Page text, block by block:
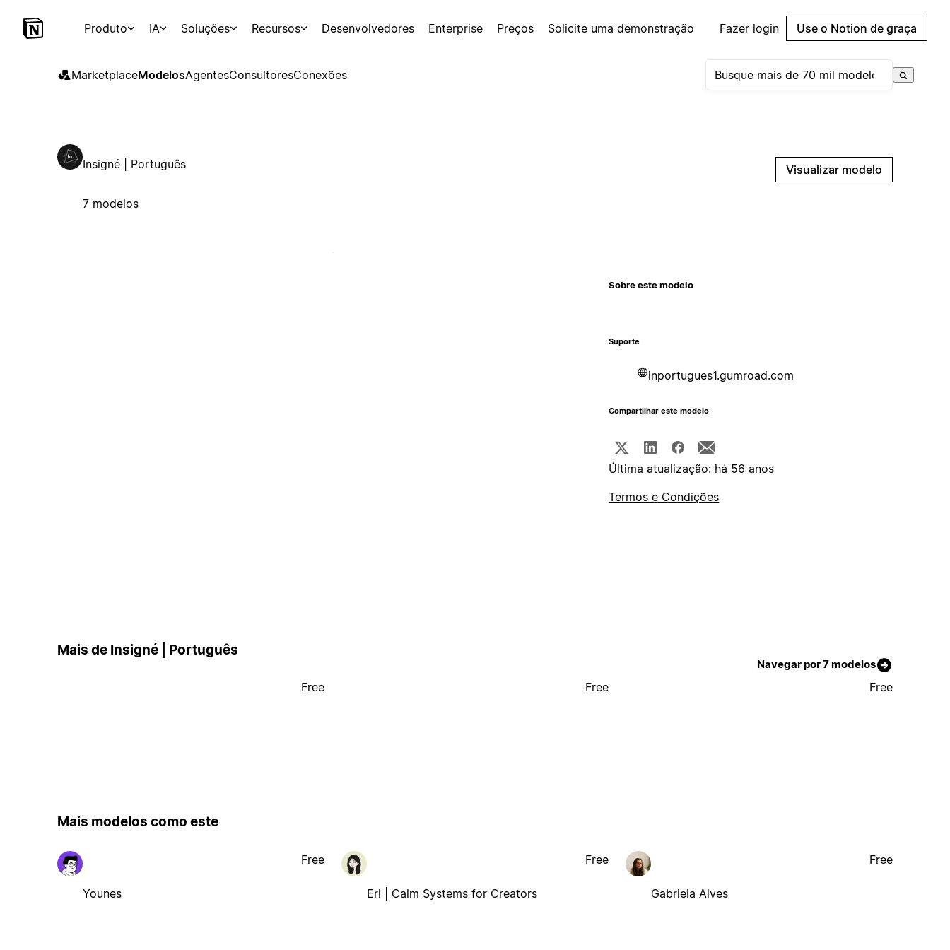
Produto IA Soluções Recursos Desenvolvedores Enterprise Preços Solicite uma demonstração Fazer login Use o Notion de graça
MarketplaceModelosAgentesConsultoresConexões
Insigné | Português
7 modelos
Visualizar modelo
Sobre este modelo
Suporte
inportugues1.gumroad.com
Compartilhar este modelo
Última atualização: há 56 anos
Termos e Condições
Mais de Insigné | Português
Navegar por 7 modelos
Free Free Free
Mais modelos como este
Younes
Free
Eri | Calm Systems for Creators
Free
Gabriela Alves
Free